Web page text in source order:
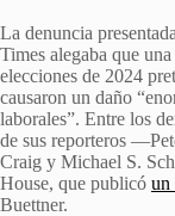
La denuncia
Times alegaba que
elecciones de 2024
causaron un daño
laborales”. Entre los
de sus reporteros
Craig y Michael S.
House, que publicó un
Buettner.